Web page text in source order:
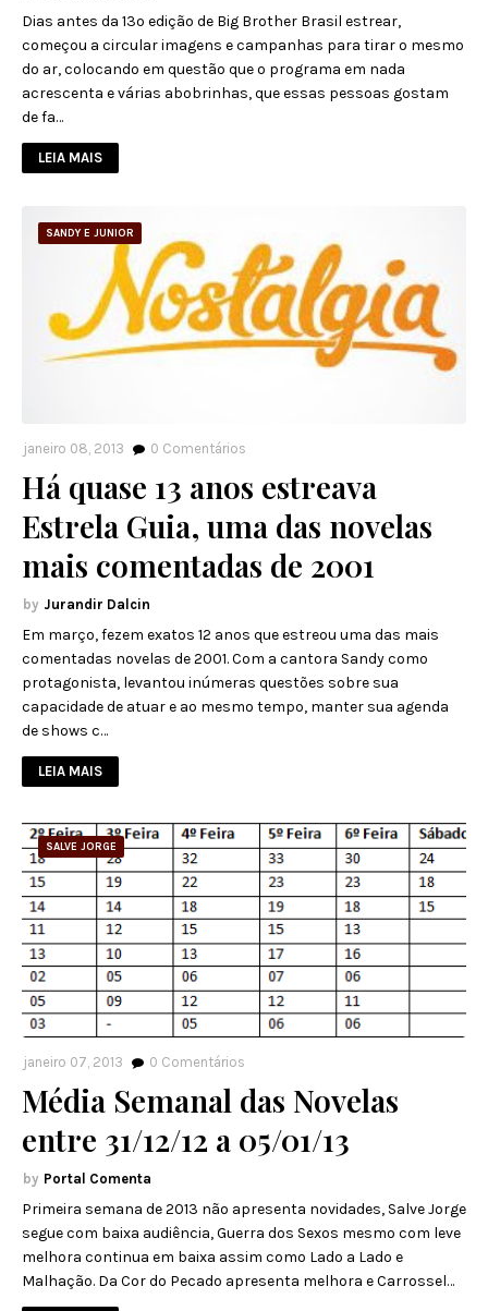
Dias antes da 13º edição de Big Brother Brasil estrear,
começou a circular imagens e campanhas para tirar o mesmo
do ar, colocando em questão que o programa em nada
acrescenta e várias abobrinhas, que essas pessoas gostam
de fa…
LEIA MAIS
SANDY E JUNIOR
janeiro 08, 2013 0 Comentários
Há quase 13 anos estreava
Estrela Guia, uma das novelas
mais comentadas de 2001
Jurandir Dalcin
Em março, fezem exatos 12 anos que estreou uma das mais
comentadas novelas de 2001. Com a cantora Sandy como
protagonista, levantou inúmeras questões sobre sua
capacidade de atuar e ao mesmo tempo, manter sua agenda
de shows c…
LEIA MAIS
SALVE JORGE
janeiro 07, 2013 0 Comentários
Média Semanal das Novelas
entre 31/12/12 a 05/01/13
Portal Comenta
Primeira semana de 2013 não apresenta novidades, Salve Jorge
segue com baixa audiência, Guerra dos Sexos mesmo com leve
melhora continua em baixa assim como Lado a Lado e
Malhação. Da Cor do Pecado apresenta melhora e Carrossel…